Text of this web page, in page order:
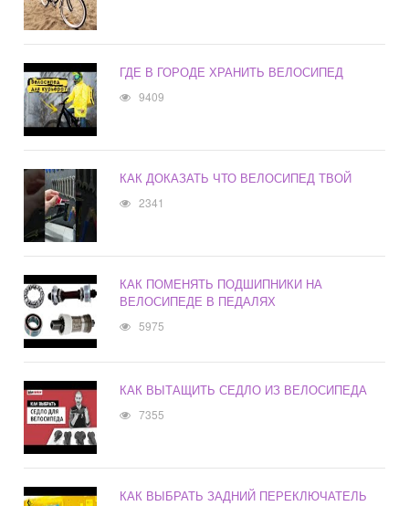
ГДЕ В ГОРОДЕ ХРАНИТЬ ВЕЛОСИПЕД
9409
КАК ДОКАЗАТЬ ЧТО ВЕЛОСИПЕД ТВОЙ
2341
КАК ПОМЕНЯТЬ ПОДШИПНИКИ НА
ВЕЛОСИПЕДЕ В ПЕДАЛЯХ
5975
КАК ВЫТАЩИТЬ СЕДЛО ИЗ ВЕЛОСИПЕДА
7355
КАК ВЫБРАТЬ ЗАДНИЙ ПЕРЕКЛЮЧАТЕЛЬ